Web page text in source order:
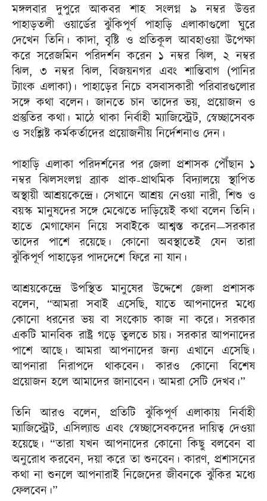
মঙ্গলবার দুপুরে আকবর শাহ সংলগ্ন ৯ নম্বর উত্তর
পাহাড়তলী ওয়ার্ডের ঝুঁকিপূর্ণ পাহাড়ি এলাকাগুলো ঘুরে
দেখেন তিনি। কাদা, বৃষ্টি ও প্রতিকূল আবহাওয়া উপেক্ষা
করে সরেজমিন পরিদর্শন করেন ১ নম্বর ঝিল, ২ নম্বর
ঝিল, ৩ নম্বর ঝিল, বিজয়নগর এবং শান্তিবাগ (পানির
ট্যাংক এলাকা)। পাহাড়ের নিচে বসবাসকারী পরিবারগুলোর
সঙ্গে কথা বলেন। জানতে চান তাদের ভয়, প্রয়োজন ও
প্রস্তুতির কথা। মাঠে থাকা নির্বাহী ম্যাজিস্ট্রেট, স্বেচ্ছাসেবক
ও সংশ্লিষ্ট কর্মকর্তাদের প্রয়োজনীয় নির্দেশনাও দেন।
পাহাড়ি এলাকা পরিদর্শনের পর জেলা প্রশাসক পৌঁছান ১
নম্বর ঝিলসংলগ্ন ব্র্যাক প্রাক-প্রাথমিক বিদ্যালয়ে স্থাপিত
অস্থায়ী আশ্রয়কেন্দ্রে। সেখানে আশ্রয় নেওয়া নারী, শিশু ও
বয়স্ক মানুষদের সঙ্গে মেঝেতে দাড়িয়েই কথা বলেন তিনি।
হাতে মেগাফোন নিয়ে সবাইকে আশ্বস্ত করেন—সরকার
তাদের পাশে রয়েছে। কোনো অবস্থাতেই যেন তারা
ঝুঁকিপূর্ণ পাহাড়ের পাদদেশে ফিরে না যান।
আশ্রয়কেন্দ্রে উপস্থিত মানুষের উদ্দেশে জেলা প্রশাসক
বলেন, “আমরা সবাই এসেছি, যাতে আপনাদের মধ্যে
কোনো ধরনের ভয় বা সংকোচ কাজ না করে। সরকার
একটি মানবিক রাষ্ট্র গড়ে তুলতে চায়। সরকার আপনাদের
পাশে আছে। আমরা আপনাদের জন্য এখানে এসেছি।
আপনারা নিরাপদে থাকবেন। কারও কোনো বিশেষ
প্রয়োজন হলে আমাদের জানাবেন। আমরা সেটি দেখব।”
তিনি আরও বলেন, প্রতিটি ঝুঁকিপূর্ণ এলাকায় নির্বাহী
ম্যাজিস্ট্রেট, এসিল্যান্ড এবং স্বেচ্ছাসেবকদের দায়িত্ব দেওয়া
হয়েছে। “তারা যখন আপনাদের কোনো কিছু বলবেন বা
অনুরোধ করবেন, দয়া করে তা শুনবেন। কারণ, প্রশাসনের
কথা না শুনলে আপনারাই নিজেদের জীবনকে ঝুঁকির মধ্যে
ফেলবেন।”